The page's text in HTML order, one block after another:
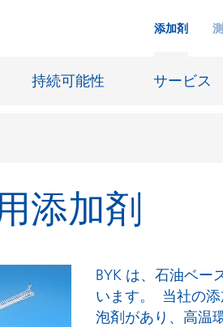
添加剤
持続可能性 サービス
建設材料
床用塗料
添加剤
BYK は、石油ベー
います。 当社の
泡剤があり、高温